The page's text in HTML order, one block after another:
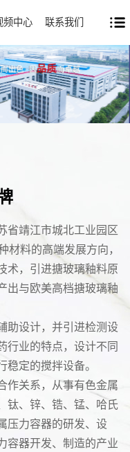
频中心 联系我们
省靖江市城北工业园区
材料的高端发展方向，
术，引进搪玻璃釉料原
出与欧美高档搪玻璃釉
助设计，并引进检测设
行业的特点，设计不同
稳定的搅拌设备。
作关系，从事有色金属
钛、锌、锆、锰、哈氏
压力容器的研发、设
容器开发、制造的产业